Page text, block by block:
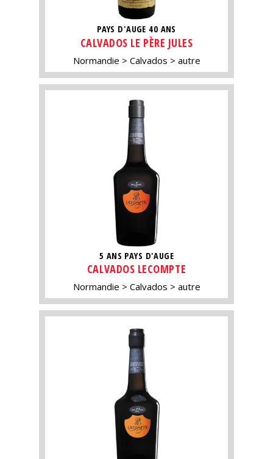
PAYS D'AUGE 40 ANS
CALVADOS LE PÈRE JULES
Normandie Calvados autre
5 ANS PAYS D'AUGE
CALVADOS LECOMPTE
Normandie Calvados autre